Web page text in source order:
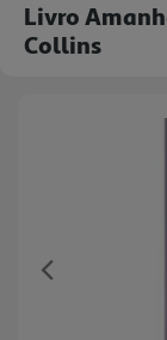
Livro
Collins
Previous